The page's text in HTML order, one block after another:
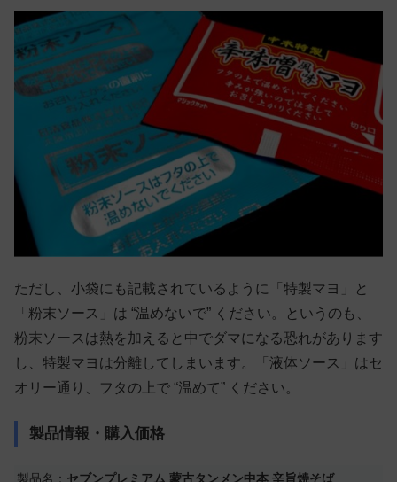
ただし、小袋にも記載されているように「特製マヨ」と
「粉末ソース」は “温めないで” ください。というのも、
粉末ソースは熱を加えると中でダマになる恐れがあります
し、特製マヨは分離してしまいます。「液体ソース」はセ
オリー通り、フタの上で “温めて” ください。
製品情報・購入価格
製品名： セブンプレミアム 蒙古タンメン中本 辛旨焼そば